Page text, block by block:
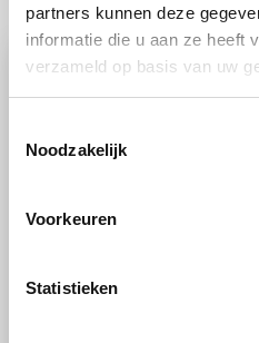
partners kunnen deze
informatie die u aan ze heeft
verzameld op basis van uw
Noodzakelijk
Voorkeuren
Statistieken